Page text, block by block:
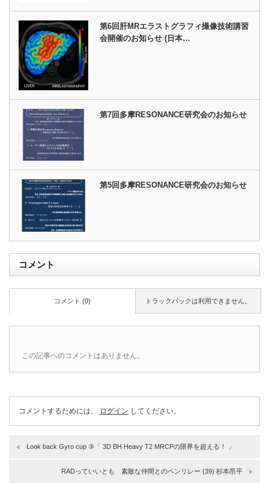
第6回肝MRエラストグラフィ撮像技術講習
会開催のお知らせ (日本…
第7回多摩RESONANCE研究会のお知らせ
第5回多摩RESONANCE研究会のお知らせ
コメント
トラックバックは利用できません。
コメント (0)
この記事へのコメントはありません。
コメントするためには、 ログイン してください。
Look back Gyro cup ③「 3D BH Heavy T2 MRCPの限界を超える！ 」
RADっていいとも 素敵な仲間とのペンリレー (39) 杉本昂平